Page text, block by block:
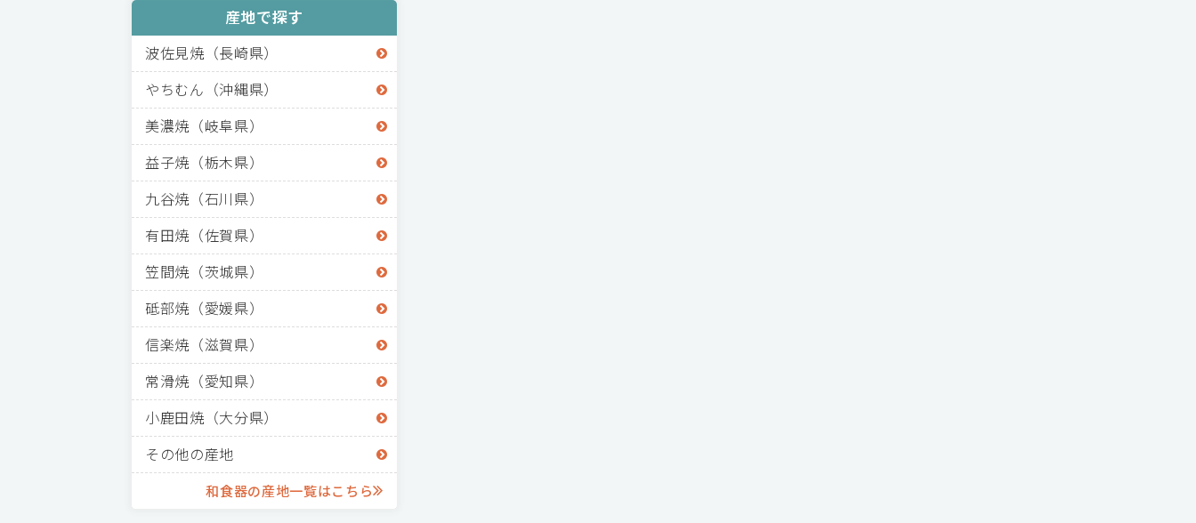
産地で探す
波佐見焼（長崎県）
やちむん（沖縄県）
美濃焼（岐阜県）
益子焼（栃木県）
九谷焼（石川県）
有田焼（佐賀県）
笠間焼（茨城県）
砥部焼（愛媛県）
信楽焼（滋賀県）
常滑焼（愛知県）
小鹿田焼（大分県）
その他の産地
和食器の産地一覧はこちら